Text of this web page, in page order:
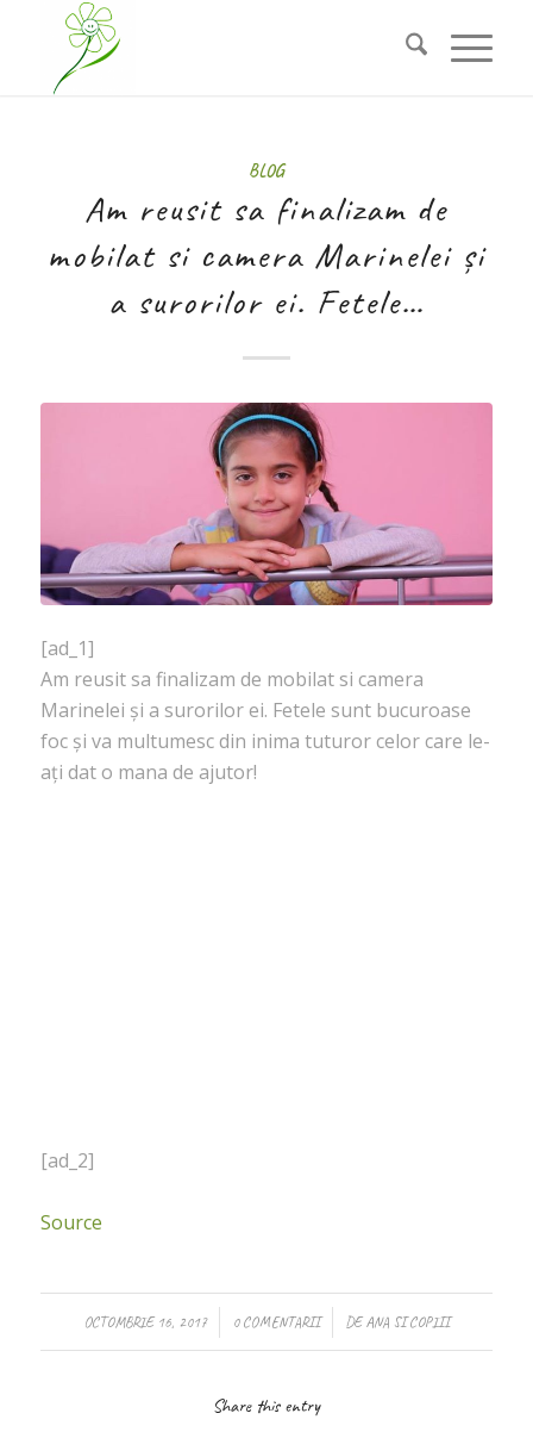
BLOG
Am reusit sa finalizam de
mobilat si camera Marinelei și
a surorilor ei. Fetele…
[ad_1]
Am reusit sa finalizam de mobilat si camera
Marinelei și a surorilor ei. Fetele sunt bucuroase
foc și va multumesc din inima tuturor celor care le-
ați dat o mana de ajutor!
[ad_2]
Source
OCTOMBRIE 16, 2017
/ 0 COMENTARII
/ DEANA SI COPIII
Share this entry